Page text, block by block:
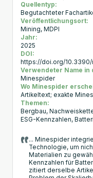
Quellentyp:
Begutachteter
Veröffentlichungsort:
Mining, MDPI
Jahr:
2025
DOI:
https://doi.org/
Verwendeter Name in
Minespider
Wo Minespider
Artikeltext; exakte
Themen:
Bergbau,
ESG-Kennzahlen,
... Minespider
Technologie, um
Materialien zu
Kennzahlen für
zitiert derselbe